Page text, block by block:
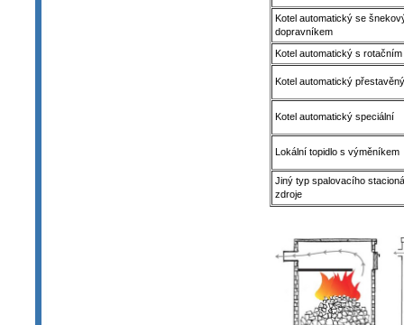
Kotel automatický se
dopravníkem
Kotel automatický s
Kotel automatický přestavěný
Kotel automatický speciální
Lokální topidlo s výměníkem
Jiný typ spalovacího
zdroje